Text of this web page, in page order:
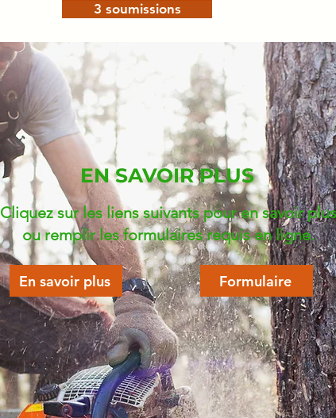
3 soumissions
EN SAVOIR PLUS
Cliquez sur les liens suivants pour en savoir plus
ou remplir les formulaires requis en ligne.
En savoir plus Formulaire